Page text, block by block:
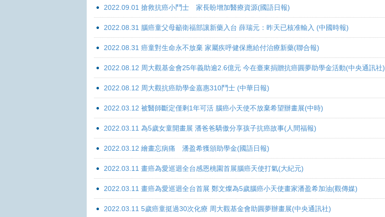
2022.09.01 搶救抗癌小鬥士 家長盼增加醫療資源(國語日報)
2022.08.31 腦癌童父母籲衛福部讓新藥入台 薛瑞元：昨天已核准輸入 (中國時報)
2022.08.31 癌童對生命永不放棄 家屬疾呼健保應給付治療新藥(聯合報)
2022.08.12 周大觀基金會25年義助逾2.6億元 今在臺東捐贈抗癌圓夢助學金活動(中央通訊社)
2022.08.12 周大觀抗癌助學金嘉惠310鬥士 (中華日報)
2022.03.12 被醫師斷定僅剩1年可活 腦癌小天使不放棄希望辦畫展(中時)
2022.03.11 為5歲女童開畫展 潘爸爸驕傲分享孩子抗癌故事(人間福報)
2022.03.12 繪畫忘病痛 潘盈希獲頒助學金(國語日報)
2022.03.11 畫癌為愛巡迴全台感恩桃園首展腦癌天使打氣(大紀元)
2022.03.11 畫癌為愛巡迴全台首展 鄭文燦為5歲腦癌小天使畫家潘盈希加油(觀傳媒)
2022.03.11 5歲癌童挺過30次化療 周大觀基金會助圓夢辦畫展(中央通訊社)